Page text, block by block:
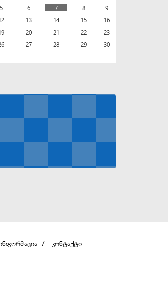
5 6 7 8
9
13 14 15
16
20 21 22
23
27 28 29
30
კონტაქტი